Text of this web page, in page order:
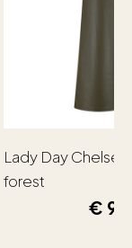
Lady Day
forest
€